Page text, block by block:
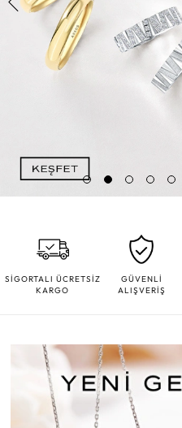
SİGORTALI ÜCRETSİZ
KARGO
GÜVENLİ
ALIŞVERİŞ